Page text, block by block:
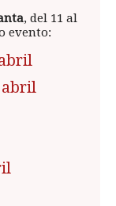
, del 11 al
evento:
abril